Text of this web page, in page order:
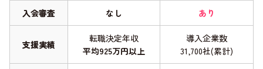
入会審査 なし あり
支援実績
転職決定年収
平均925万円以上
導入企業数
31,700社(累計)